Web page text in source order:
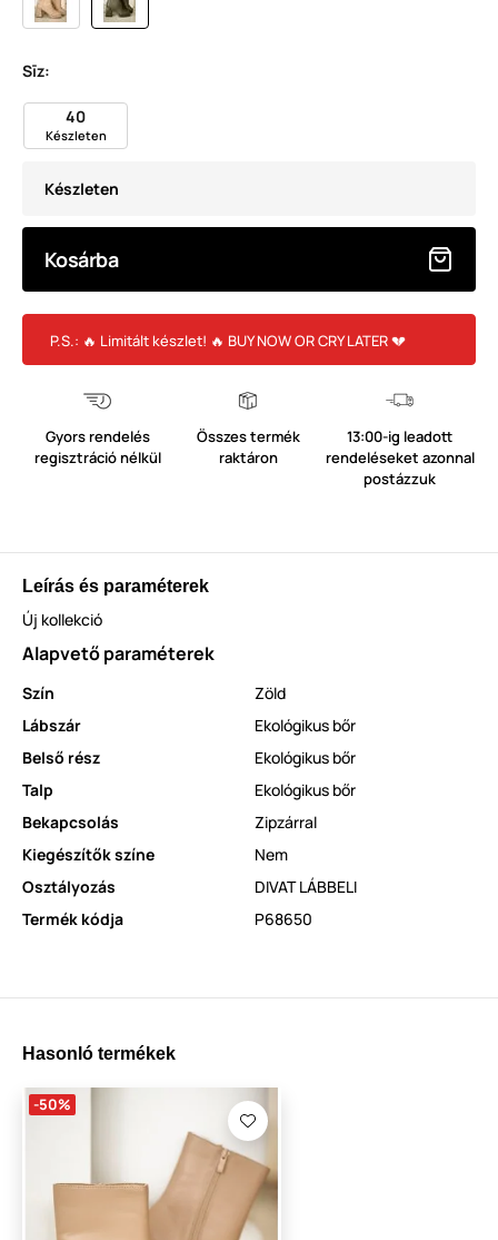
Sīz:
40
Készleten
Készleten
Kosárba
P.S.: 🔥 Limitált készlet! 🔥 BUY NOW OR CRY LATER 💔
Gyors rendelés
regisztráció nélkül
Összes termék
raktáron
13:00-ig leadott
rendeléseket azonnal
postázzuk
Leírás és paraméterek
Új kollekció
Alapvető paraméterek
Szín
Zöld
Lábszár
Ekológikus bőr
Belső rész
Ekológikus bőr
Talp
Ekológikus bőr
Bekapcsolás
Zipzárral
Kiegészítők színe
Nem
Osztályozás
DIVAT LÁBBELI
Termék kódja
P68650
Hasonló termékek
-50%